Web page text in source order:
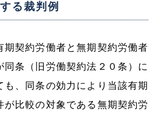
る裁判例
期契約労働者と無期契約労働者
同条（旧労働契約法２０条）に
、同条の効力により当該有期
が比較の対象である無期契約労